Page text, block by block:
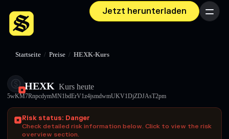
Jetzt herunterladen Menü
Startseite / Preise / HEXK-Kurs
HEXK Kurs heute
5wKM7RnpcdymMN1bdErV1z4jsmdwmUKV1DjZDJAsT2pm
Risk status: Danger
Check detailed risk information below. Click to view the risk
overview section.